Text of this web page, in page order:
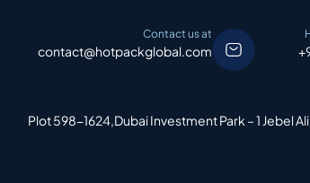
Contact us at
contact@hotpackglobal.com
Plot 598-1624,Dubai Investment Park – 1 Jebel